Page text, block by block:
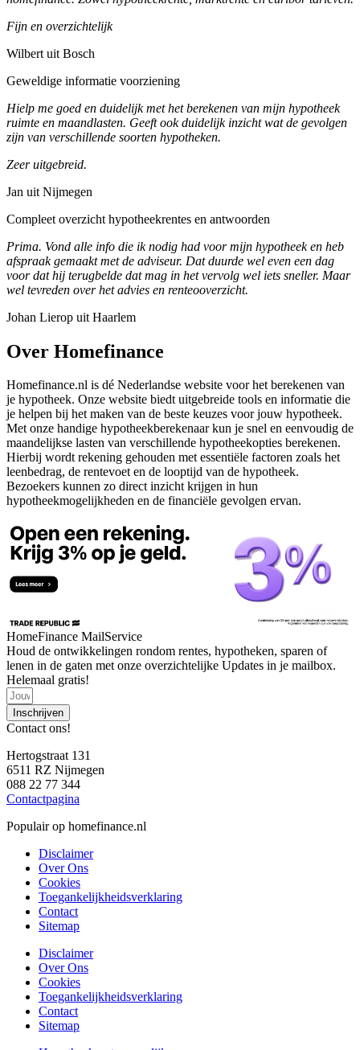
Fijn en overzichtelijk
Wilbert uit Bosch
Geweldige informatie voorziening
Hielp me goed en duidelijk met het berekenen van mijn hypotheek
ruimte en maandlasten. Geeft ook duidelijk inzicht wat de gevolgen
zijn van verschillende soorten hypotheken.
Zeer uitgebreid.
Jan uit Nijmegen
Compleet overzicht hypotheekrentes en antwoorden
Prima. Vond alle info die ik nodig had voor mijn hypotheek en heb
afspraak gemaakt met de adviseur. Dat duurde wel even een dag
voor dat hij terugbelde dat mag in het vervolg wel iets sneller. Maar
wel tevreden over het advies en renteooverzicht.
Johan Lierop uit Haarlem
Over Homefinance
Homefinance.nl is dé Nederlandse website voor het berekenen van
je hypotheek. Onze website biedt uitgebreide tools en informatie die
je helpen bij het maken van de beste keuzes voor jouw hypotheek.
Met onze handige hypotheekberekenaar kun je snel en eenvoudig de
maandelijkse lasten van verschillende hypotheekopties berekenen.
Hierbij wordt rekening gehouden met essentiële factoren zoals het
leenbedrag, de rentevoet en de looptijd van de hypotheek.
Bezoekers kunnen zo direct inzicht krijgen in hun
hypotheekmogelijkheden en de financiële gevolgen ervan.
HomeFinance MailService
Houd de ontwikkelingen rondom rentes, hypotheken, sparen of
lenen in de gaten met onze overzichtelijke Updates in je mailbox.
Helemaal gratis!
Inschrijven
Contact ons!
Hertogstraat 131
6511 RZ Nijmegen
088 22 77 344
Contactpagina
Populair op homefinance.nl
Disclaimer
Over Ons
Cookies
Toegankelijkheidsverklaring
Contact
Sitemap
Disclaimer
Over Ons
Cookies
Toegankelijkheidsverklaring
Contact
Sitemap